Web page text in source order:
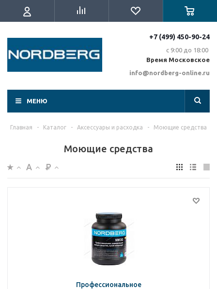
+7 (499) 450-90-24
с 9:00 до 18:00
Время Московское
info@nordberg-online.ru
МЕНЮ
Главная - Каталог - Аксессуары и расходка - Моющие средства
Моющие средства
Профессиональное